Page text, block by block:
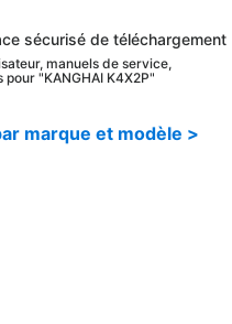
sécurisé de téléchargement
manuels de service,
"KANGHAI K4X2P"
marque et modèle >